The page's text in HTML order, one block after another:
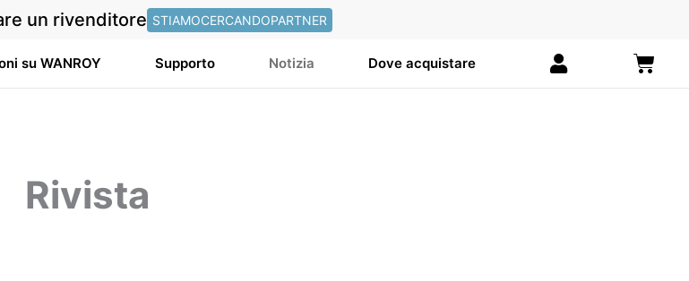
un rivenditore STIAMOCERCANDOPARTNER
su WANROY Supporto Notizia Dove acquistare
Rivista